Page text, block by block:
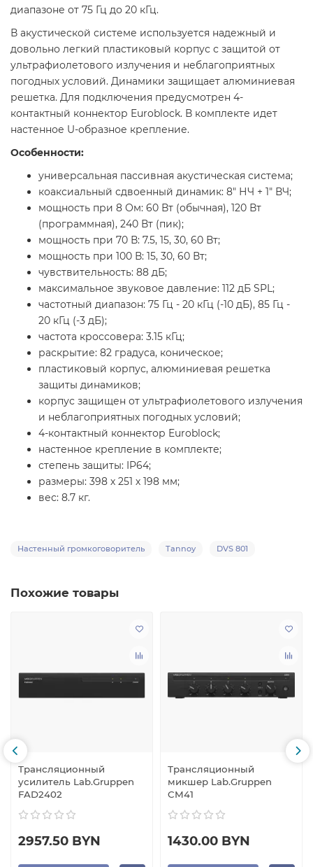
диапазоне от 75 Гц до 20 кГц.
В акустической системе используется надежный и
довольно легкий пластиковый корпус с защитой от
ультрафиолетового излучения и неблагоприятных
погодных условий. Динамики защищает алюминиевая
решетка. Для подключения предусмотрен 4-
контактный коннектор Euroblock. В комплекте идет
настенное U-образное крепление.
Особенности:
универсальная пассивная акустическая система;
коаксиальный сдвоенный динамик: 8" НЧ + 1" ВЧ;
мощность при 8 Ом: 60 Вт (обычная), 120 Вт
(программная), 240 Вт (пик);
мощность при 70 В: 7.5, 15, 30, 60 Вт;
мощность при 100 В: 15, 30, 60 Вт;
чувствительность: 88 дБ;
максимальное звуковое давление: 112 дБ SPL;
частотный диапазон: 75 Гц - 20 кГц (-10 дБ), 85 Гц -
20 кГц (-3 дБ);
частота кроссовера: 3.15 кГц;
раскрытие: 82 градуса, коническое;
пластиковый корпус, алюминиевая решетка
защиты динамиков;
корпус защищен от ультрафиолетового излучения
и неблагоприятных погодных условий;
4-контактный коннектор Euroblock;
настенное крепление в комплекте;
степень защиты: IP64;
размеры: 398 х 251 х 198 мм;
вес: 8.7 кг.
Настенный громкоговоритель Tannoy DVS 801
Похожие товары
Трансляционный
усилитель Lab.Gruppen
FAD2402
2957.50 BYN
Трансляционный
микшер Lab.Gruppen
CM41
1430.00 BYN